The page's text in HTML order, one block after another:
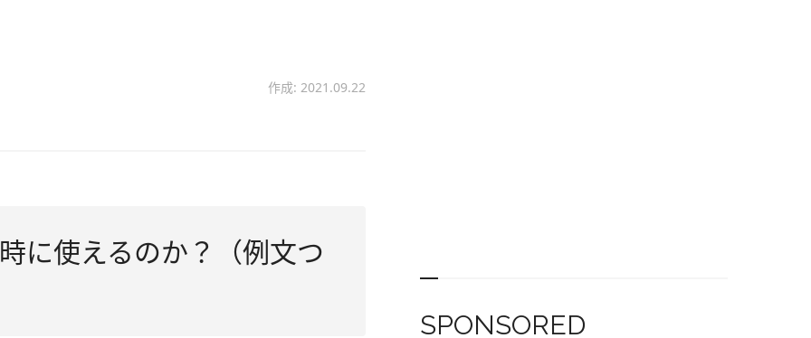
作成: 2021.09.22
に使えるのか？（例文つ
SPONSORED